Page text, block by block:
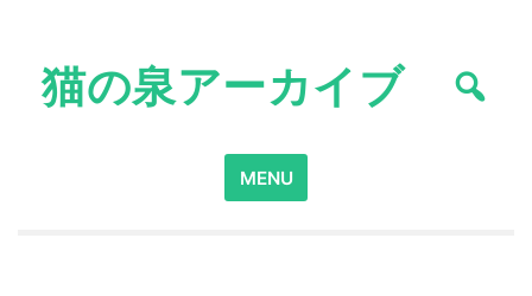
content猫の泉アーカイブ
Search
for:
MENU